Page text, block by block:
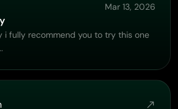
Mar 13, 2026
i fully recommend you to try this one